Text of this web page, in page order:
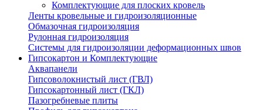
Комплектующие для плоских кровель
Ленты кровельные и гидроизоляционные
Обмазочная гидроизоляция
Рулонная гидроизоляция
Системы для гидроизоляции деформационных швов
Гипсокартон и Комплектующие
Аквапанели
Гипсоволокнистый лист (ГВЛ)
Гипсокартонный лист (ГКЛ)
Пазогребневые плиты